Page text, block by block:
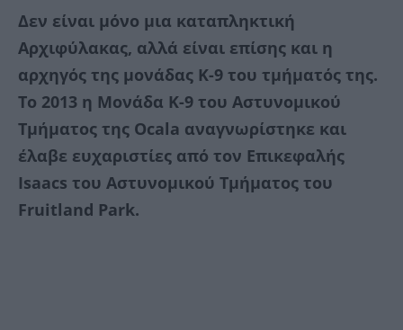
Δεν είναι μόνο μια καταπληκτική
Αρχιφύλακας, αλλά είναι επίσης και η
αρχηγός της μονάδας Κ-9 του τμήματός της.
Το 2013 η Μονάδα Κ-9 του Αστυνομικού
Τμήματος της Ocala αναγνωρίστηκε και
έλαβε ευχαριστίες από τον Επικεφαλής
Isaacs του Αστυνομικού Τμήματος του
Fruitland Park.